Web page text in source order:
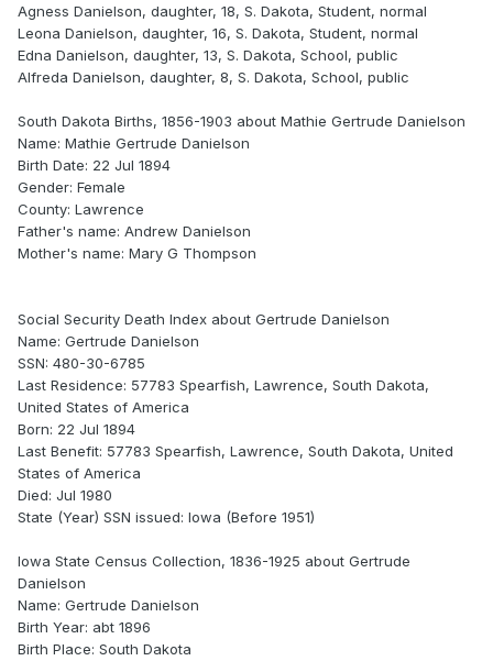
Agness Danielson, daughter, 18, S. Dakota, Student, normal
Leona Danielson, daughter, 16, S. Dakota, Student, normal
Edna Danielson, daughter, 13, S. Dakota, School, public
Alfreda Danielson, daughter, 8, S. Dakota, School, public
South Dakota Births, 1856-1903 about Mathie Gertrude Danielson
Name: Mathie Gertrude Danielson
Birth Date: 22 Jul 1894
Gender: Female
County: Lawrence
Father's name: Andrew Danielson
Mother's name: Mary G Thompson
Social Security Death Index about Gertrude Danielson
Name: Gertrude Danielson
SSN: 480-30-6785
Last Residence: 57783 Spearfish, Lawrence, South Dakota,
United States of America
Born: 22 Jul 1894
Last Benefit: 57783 Spearfish, Lawrence, South Dakota, United
States of America
Died: Jul 1980
State (Year) SSN issued: Iowa (Before 1951)
Iowa State Census Collection, 1836-1925 about Gertrude
Danielson
Name: Gertrude Danielson
Birth Year: abt 1896
Birth Place: South Dakota